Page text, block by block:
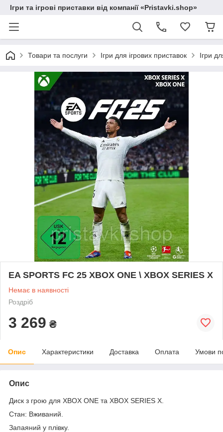
Ігри та ігрові приставки від компанії «Pristavki.shop»
Товари та послуги Ігри для ігрових приставок Ігри
EA SPORTS FC 25 XBOX ONE \ XBOX SERIES X
Немає в наявності
Роздріб
3 269 ₴
Опис Характеристики Доставка Оплата Умови
Опис
Диск з грою для XBOX ONE та XBOX SERIES X.
Стан: Вживаний.
Запаяний у плівку.